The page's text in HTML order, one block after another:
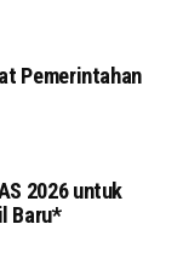
Pemerintahan
2026 untuk
Baru*